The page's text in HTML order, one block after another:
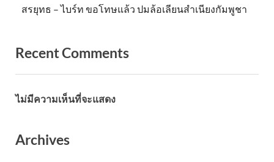
สรยุทธ – ไบร์ท ขอโทษแล้ว ปมล้อเลียนสำเนียงกัมพูชา
Recent Comments
ไม่มีความเห็นที่จะแสดง
Archives